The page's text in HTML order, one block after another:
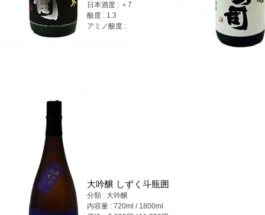
大吟醸 しずく斗瓶囲
分類 : 大吟醸
内容量 : 720ml / 1800ml
日本酒度 : ＋7
酸度 : 1.3
アミノ酸度 :